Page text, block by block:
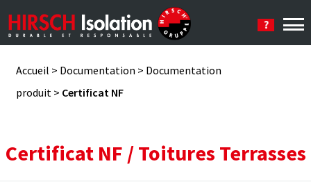
Accueil > Documentation > Documentation
produit > Certificat NF
Certificat NF / Toitures Terrasses